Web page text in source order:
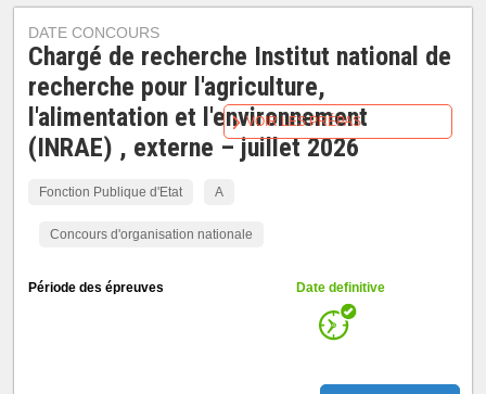
DATE CONCOURS
Chargé de recherche Institut national de
recherche pour l'agriculture,
l'alimentation et l'environnement
(INRAE) , externe – juillet 2026
Fonction Publique d'Etat A
Concours d'organisation nationale
Période des épreuves Date definitive
VOIR LES PRÉPAS